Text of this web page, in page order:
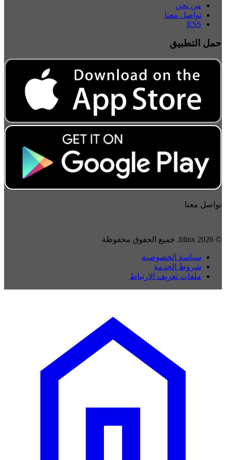
من نحن
تواصل معنا
RSS
حمل التطبيق
تواصل معنا
© 2026 blinx. جميع الحقوق محفوظة
سياسة الخصوصية
شروط الخدمة
ملفات تعريف الارتباط